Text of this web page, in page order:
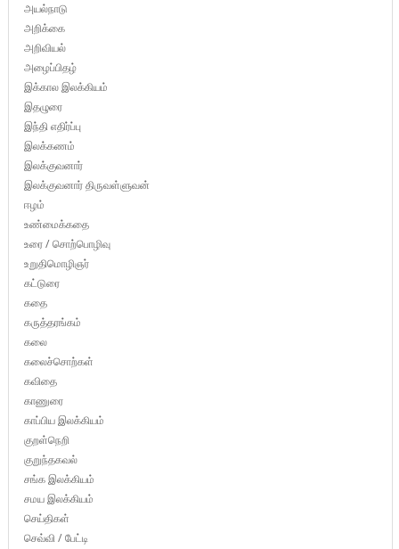
அயல்நாடு
அறிக்கை
அறிவியல்
அழைப்பிதழ்
இக்கால இலக்கியம்
இதழுரை
இந்தி எதிர்ப்பு
இலக்கணம்
இலக்குவனார்
இலக்குவனார் திருவள்ளுவன்
ஈழம்
உண்மைக்கதை
உரை / சொற்பொழிவு
உறுதிமொழிஞர்
கட்டுரை
கதை
கருத்தரங்கம்
கலை
கலைச்சொற்கள்
கவிதை
காணுரை
காப்பிய இலக்கியம்
குறள்நெறி
குறுந்தகவல்
சங்க இலக்கியம்
சமய இலக்கியம்
செய்திகள்
செவ்வி / பேட்டி